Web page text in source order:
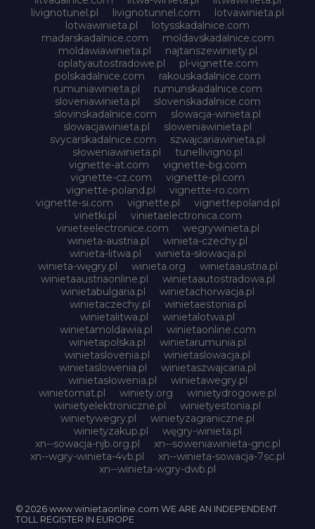
livignotunel.pl
livignotunnel.com
lotvawinieta.pl
lotwawinieta.pl
lotysskadalnice.com
madarskadalnice.com
moldavskadalnice.com
moldawiawinieta.pl
najtanszewiniety.pl
oplatyautostradowe.pl
pl-vignette.com
polskadalnice.com
rakouskadalnice.com
rumuniawinieta.pl
rumunskadalnice.com
sloveniawinieta.pl
slovenskadalnice.com
slovinskadalnice.com
slowacja-winieta.pl
slowacjawinieta.pl
sloweniawinieta.pl
svycarskadalnice.com
szwajcariawinieta.pl
słoweniawinieta.pl
tunellivigno.pl
vignette-at.com
vignette-bg.com
vignette-cz.com
vignette-pl.com
vignette-poland.pl
vignette-ro.com
vignette-si.com
vignette.pl
vignettepoland.pl
vinetki.pl
vinietaelectronica.com
vinieteelectronice.com
wegrywinieta.pl
winieta-austria.pl
winieta-czechy.pl
winieta-litwa.pl
winieta-słowacja.pl
winieta-węgry.pl
winieta.org
winietaaustria.pl
winietaaustriaonline.pl
winietaautostradowa.pl
winietabulgaria.pl
winietachorwacja.pl
winietaczechy.pl
winietaestonia.pl
winietalitwa.pl
winietalotwa.pl
winietamoldawia.pl
winietaonline.com
winietapolska.pl
winietarumunia.pl
winietaslovenia.pl
winietaslowacja.pl
winietaslowenia.pl
winietaszwajcaria.pl
winietasłowenia.pl
winietawegry.pl
winietomat.pl
winiety.org
winietydrogowe.pl
winietyelektroniczne.pl
winietyestonia.pl
winietywegry.pl
winietyzagraniczne.pl
winietyzakup.pl
węgry-winieta.pl
xn--sowacja-njb.org.pl
xn--soweniawinieta-gnc.pl
xn--wgry-winieta-4vb.pl
xn--winieta-sowacja-7sc.pl
xn--winieta-wgry-dwb.pl
© 2026 www.winietaonline.com WE ARE AN INDEPENDENT
TOLL REGISTER IN EUROPE